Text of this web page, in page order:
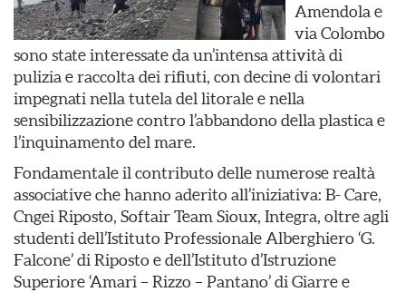
Amendola e
via Colombo
sono state interessate da un’intensa attività di
pulizia e raccolta dei rifiuti, con decine di volontari
impegnati nella tutela del litorale e nella
sensibilizzazione contro l’abbandono della plastica e
l’inquinamento del mare.
Fondamentale il contributo delle numerose realtà
associative che hanno aderito all’iniziativa: B- Care,
Cngei Riposto, Softair Team Sioux, Integra, oltre agli
studenti dell’Istituto Professionale Alberghiero ‘G.
Falcone’ di Riposto e dell’Istituto d’Istruzione
Superiore ‘Amari – Rizzo – Pantano’ di Giarre e